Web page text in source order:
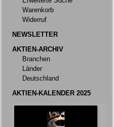
Warenkorb
Widerruf
NEWSLETTER
AKTIEN-ARCHIV
Branchen
Länder
Deutschland
AKTIEN-KALENDER 2025